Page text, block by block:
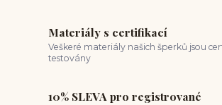
Materiály s certifikací
Veškeré materiály našich šperků jsou
testovány
10% SLEVA pro registrované